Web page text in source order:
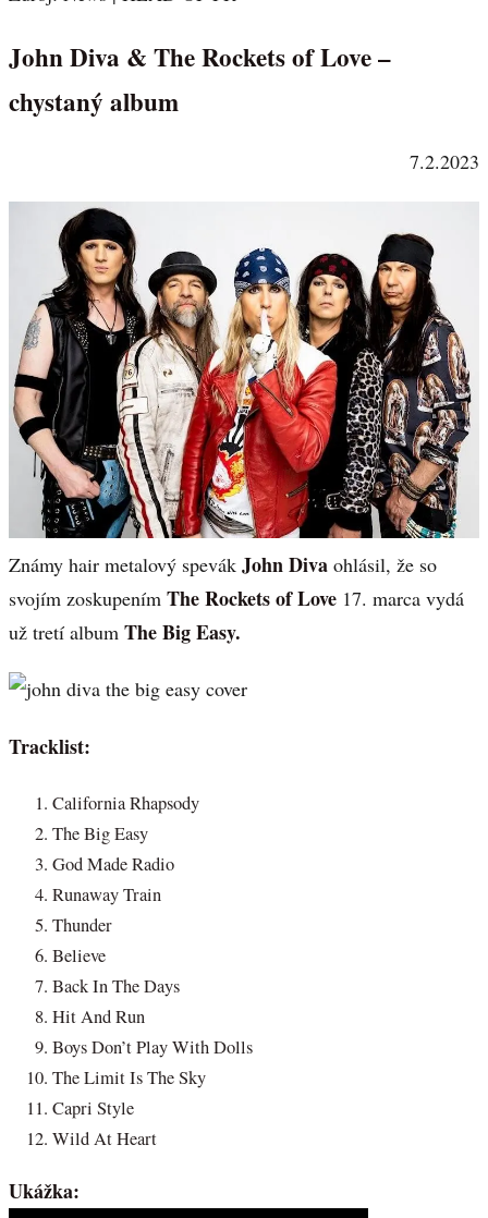
John Diva & The Rockets of Love –
chystaný album
7.2.2023
Známy hair metalový spevák John Diva ohlásil, že so
svojím zoskupením The Rockets of Love 17. marca vydá
už tretí album The Big Easy.
Tracklist:
California Rhapsody
The Big Easy
God Made Radio
Runaway Train
Thunder
Believe
Back In The Days
Hit And Run
Boys Don’t Play With Dolls
The Limit Is The Sky
Capri Style
Wild At Heart
Ukážka: